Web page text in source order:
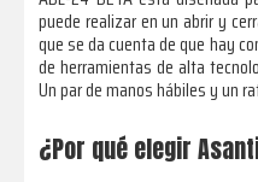
puede realizar en un abrir y
que se da cuenta de que hay
de herramientas de alta
Un par de manos hábiles y un
¿Por qué elegir